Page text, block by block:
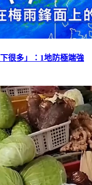
很多」：1地防極端強